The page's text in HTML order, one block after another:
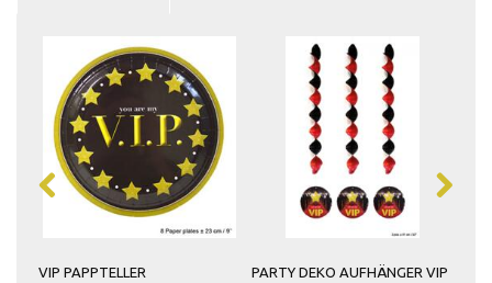
VIP PAPPTELLER PARTY DEKO AUFHÄNGER VIP